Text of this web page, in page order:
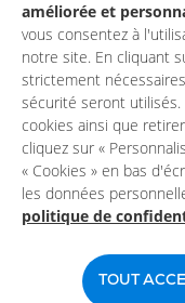
améliorée et
vous consentez à
notre site. En cliquant
strictement
sécurité seront
cookies ainsi que
cliquez sur «
« Cookies » en bas
les données
politique de
TOUT